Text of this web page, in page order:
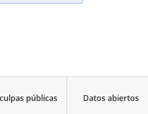
públicas Datos abiertos